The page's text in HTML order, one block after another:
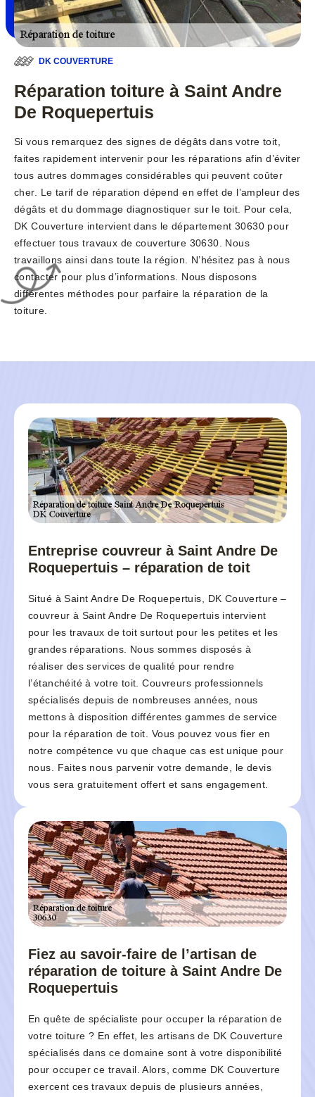
DK COUVERTURE
Réparation toiture à Saint Andre
De Roquepertuis
Si vous remarquez des signes de dégâts dans votre toit,
faites rapidement intervenir pour les réparations afin d’éviter
tous autres dommages considérables qui peuvent coûter
cher. Le tarif de réparation dépend en effet de l’ampleur des
dégâts et du dommage diagnostiquer sur le toit. Pour cela,
DK Couverture intervient dans le département 30630 pour
effectuer tous travaux de couverture 30630. Nous
travaillons ainsi dans toute la région. N’hésitez pas à nous
contacter pour plus d’informations. Nous disposons
différentes méthodes pour parfaire la réparation de la
toiture.
Entreprise couvreur à Saint Andre De
Roquepertuis – réparation de toit
Situé à Saint Andre De Roquepertuis, DK Couverture –
couvreur à Saint Andre De Roquepertuis intervient
pour les travaux de toit surtout pour les petites et les
grandes réparations. Nous sommes disposés à
réaliser des services de qualité pour rendre
l’étanchéité à votre toit. Couvreurs professionnels
spécialisés depuis de nombreuses années, nous
mettons à disposition différentes gammes de service
pour la réparation de toit. Vous pouvez vous fier en
notre compétence vu que chaque cas est unique pour
nous. Faites nous parvenir votre demande, le devis
vous sera gratuitement offert et sans engagement.
Fiez au savoir-faire de l’artisan de
réparation de toiture à Saint Andre De
Roquepertuis
En quête de spécialiste pour occuper la réparation de
votre toiture ? En effet, les artisans de DK Couverture
spécialisés dans ce domaine sont à votre disponibilité
pour occuper ce travail. Alors, comme DK Couverture
exercent ces travaux depuis de plusieurs années,